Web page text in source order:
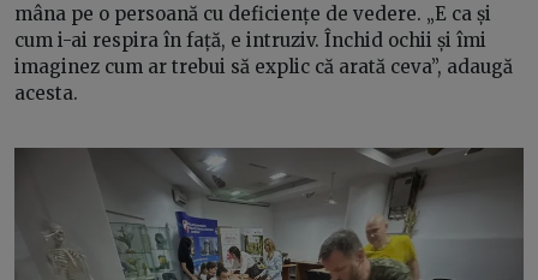
mâna pe o persoană cu deficiențe de vedere. „E ca și
cum i-ai respira în față, e intruziv. Închid ochii și îmi
imaginez cum ar trebui să explic că arată ceva”, adaugă
acesta.